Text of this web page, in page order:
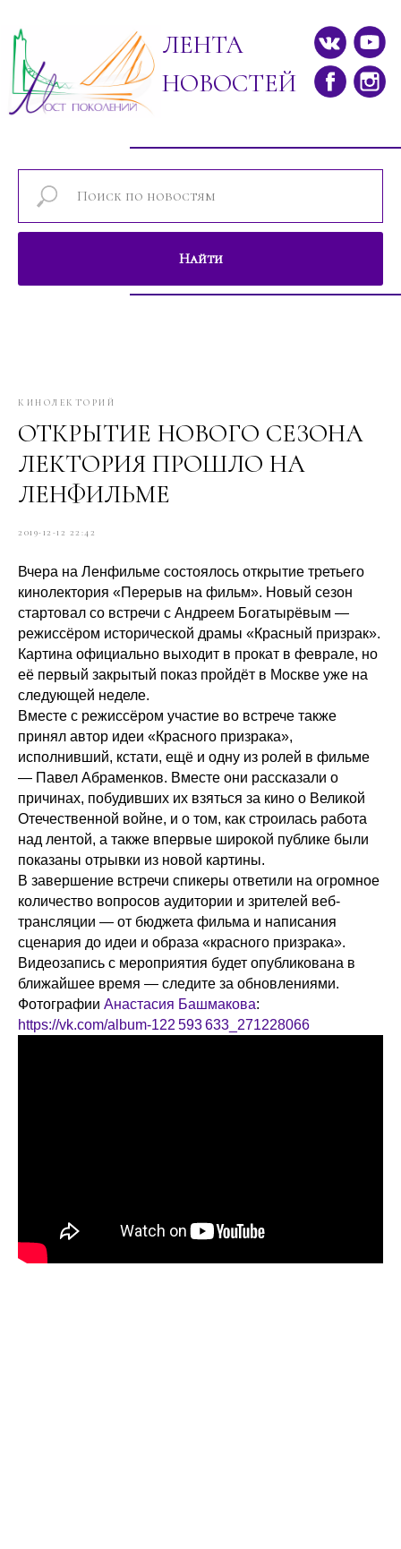
ЛЕНТА
НОВОСТЕЙ
Найти
КИНОЛЕКТОРИЙ
ОТКРЫТИЕ НОВОГО СЕЗОНА
ЛЕКТОРИЯ ПРОШЛО НА
ЛЕНФИЛЬМЕ
2019-12-12 22:42
Вчера на Ленфильме состоялось открытие третьего
кинолектория «Перерыв на фильм». Новый сезон
стартовал со встречи с Андреем Богатырёвым —
режиссёром исторической драмы «Красный призрак».
Картина официально выходит в прокат в феврале, но
её первый закрытый показ пройдёт в Москве уже на
следующей неделе.
Вместе с режиссёром участие во встрече также
принял автор идеи «Красного призрака»,
исполнивший, кстати, ещё и одну из ролей в фильме
— Павел Абраменков. Вместе они рассказали о
причинах, побудивших их взяться за кино о Великой
Отечественной войне, и о том, как строилась работа
над лентой, а также впервые широкой публике были
показаны отрывки из новой картины.
В завершение встречи спикеры ответили на огромное
количество вопросов аудитории и зрителей веб-
трансляции — от бюджета фильма и написания
сценария до идеи и образа «красного призрака».
Видеозапись с мероприятия будет опубликована в
ближайшее время — следите за обновлениями.
Фотографии Анастасия Башмакова:
https://vk.com/album-122 593 633_271228066